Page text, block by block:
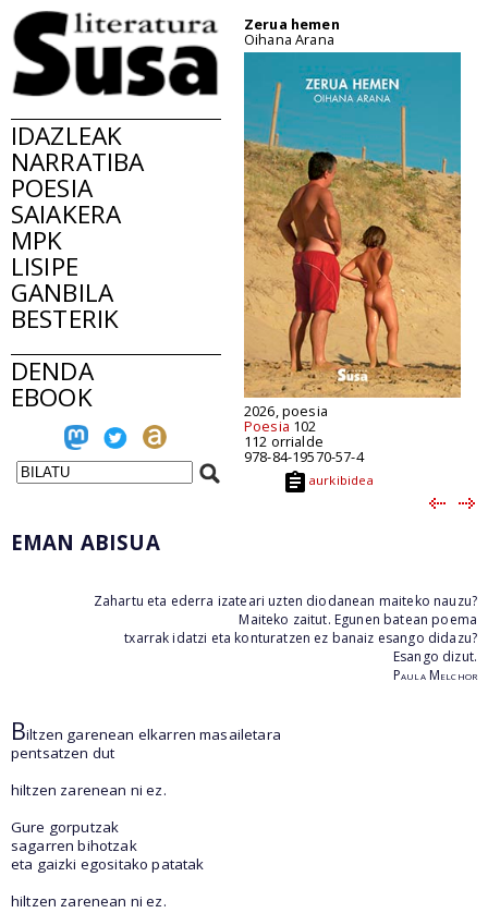
IDAZLEAK
NARRATIBA
POESIA
SAIAKERA
MPK
LISIPE
GANBILA
BESTERIK
DENDA
EBOOK
Zerua hemen
Oihana Arana
2026, poesia
Poesia 102
112 orrialde
978-84-19570-57-4
aurkibidea
EMAN ABISUA
Zahartu eta ederra izateari uzten diodanean maiteko nauzu?
Maiteko zaitut. Egunen batean poema
txarrak idatzi eta konturatzen ez banaiz esango didazu?
Esango dizut.
Paula Melchor
Biltzen garenean elkarren masailetara
pentsatzen dut
hiltzen zarenean ni ez.
Gure gorputzak
sagarren bihotzak
eta gaizki egositako patatak
hiltzen zarenean ni ez.